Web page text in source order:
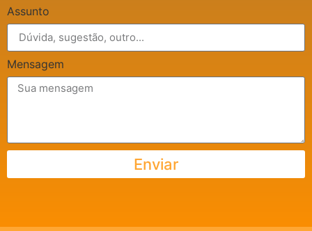
Assunto
Mensagem
Enviar